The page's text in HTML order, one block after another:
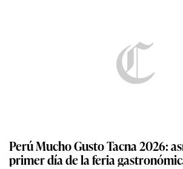
Perú Mucho Gusto Tacna 2026:
primer día de la feria